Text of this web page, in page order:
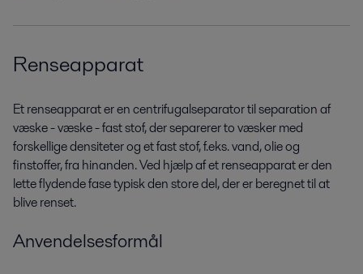
Renseapparat
Et renseapparat er en centrifugalseparator til separation af
væske - væske - fast stof, der separerer to væsker med
forskellige densiteter og et fast stof, f.eks. vand, olie og
finstoffer, fra hinanden. Ved hjælp af et renseapparat er den
lette flydende fase typisk den store del, der er beregnet til at
blive renset.
Anvendelsesformål